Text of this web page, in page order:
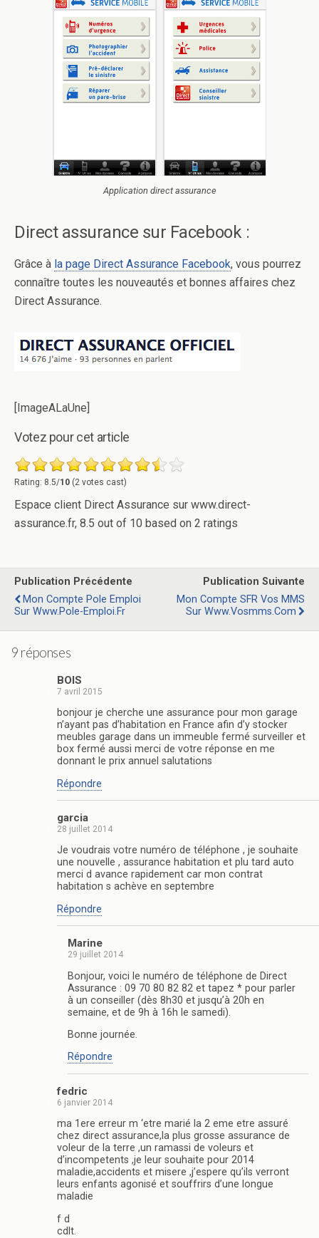
Application direct assurance
Direct assurance sur Facebook :
Grâce à la page Direct Assurance Facebook, vous pourrez
connaître toutes les nouveautés et bonnes affaires chez
Direct Assurance.
[ImageALaUne]
Votez pour cet article
Rating: 8.5/10 (2 votes cast)
Espace client Direct Assurance sur www.direct-
assurance.fr, 8.5 out of 10 based on 2 ratings
Publication Précédente
Mon Compte Pole Emploi
Sur Www.pole-Emploi.fr
Publication Suivante
Mon Compte SFR Vos MMS
Sur Www.vosmms.com
9 réponses
BOIS
7 avril 2015
bonjour je cherche une assurance pour mon garage
n’ayant pas d’habitation en France afin d’y stocker
meubles garage dans un immeuble fermé surveiller et
box fermé aussi merci de votre réponse en me
donnant le prix annuel salutations
Répondre
garcia
28 juillet 2014
Je voudrais votre numéro de téléphone , je souhaite
une nouvelle , assurance habitation et plu tard auto
merci d avance rapidement car mon contrat
habitation s achève en septembre
Répondre
Marine
29 juillet 2014
Bonjour, voici le numéro de téléphone de Direct
Assurance : 09 70 80 82 82 et tapez * pour parler
à un conseiller (dès 8h30 et jusqu’à 20h en
semaine, et de 9h à 16h le samedi).
Bonne journée.
Répondre
fedric
6 janvier 2014
ma 1ere erreur m ‘etre marié la 2 eme etre assuré
chez direct assurance,la plus grosse assurance de
voleur de la terre ,un ramassi de voleurs et
d’incompetents ,je leur souhaite pour 2014
maladie,accidents et misere ,j’espere qu’ils verront
leurs enfants agonisé et souffrirs d’une longue
maladie
f d
cdlt.